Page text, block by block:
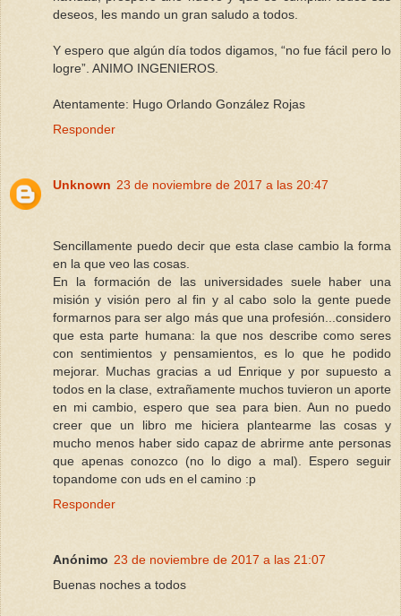
deseos, les mando un gran saludo a todos.
Y espero que algún día todos digamos, “no fue fácil pero lo
logre”. ANIMO INGENIEROS.
Atentamente: Hugo Orlando González Rojas
Responder
Unknown 23 de noviembre de 2017 a las 20:47
Sencillamente puedo decir que esta clase cambio la forma
en la que veo las cosas.
En la formación de las universidades suele haber una
misión y visión pero al fin y al cabo solo la gente puede
formarnos para ser algo más que una profesión...considero
que esta parte humana: la que nos describe como seres
con sentimientos y pensamientos, es lo que he podido
mejorar. Muchas gracias a ud Enrique y por supuesto a
todos en la clase, extrañamente muchos tuvieron un aporte
en mi cambio, espero que sea para bien. Aun no puedo
creer que un libro me hiciera plantearme las cosas y
mucho menos haber sido capaz de abrirme ante personas
que apenas conozco (no lo digo a mal). Espero seguir
topandome con uds en el camino :p
Responder
Anónimo 23 de noviembre de 2017 a las 21:07
Buenas noches a todos